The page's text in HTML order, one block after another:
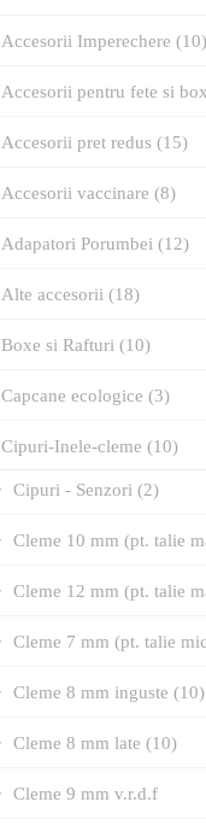
Accesorii Imperechere (10)
Accesorii pentru fete si
Accesorii pret redus (15)
Accesorii vaccinare (8)
Adapatori Porumbei (12)
Alte accesorii (18)
Boxe si Rafturi (10)
Capcane ecologice (3)
Cipuri-Inele-cleme (10)
Cipuri - Senzori (2)
Cleme 10 mm (pt. talie
Cleme 12 mm (pt. talie
Cleme 7 mm (pt. talie
Cleme 8 mm inguste (10)
Cleme 8 mm late (10)
Cleme 9 mm v.r.d.f